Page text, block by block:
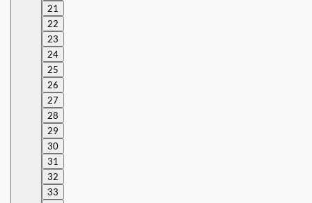
21
22
23
24
25
26
27
28
29
30
31
32
33